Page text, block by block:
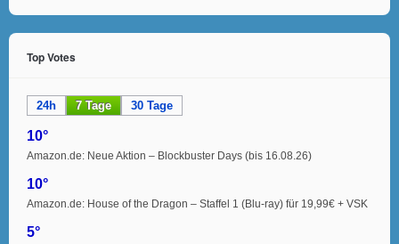
Top Votes
24h 7 Tage 30 Tage
10°
Amazon.de: Neue Aktion – Blockbuster Days (bis 16.08.26)
10°
Amazon.de: House of the Dragon – Staffel 1 (Blu-ray) für 19,99€ + VSK
5°